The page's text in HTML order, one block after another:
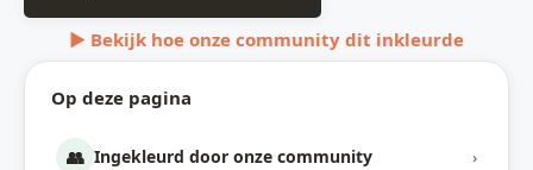
Op deze pagina
👥 Ingekleurd door onze community ›
▶ Bekijk hoe onze community dit inkleurde